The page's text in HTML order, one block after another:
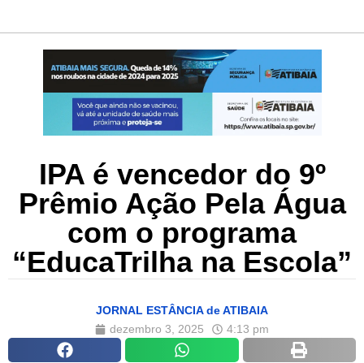
IPA é vencedor do 9º
Prêmio Ação Pela Água
com o programa
“EducaTrilha na Escola”
JORNAL ESTÂNCIA de ATIBAIA
dezembro 3, 2025
4:13 pm